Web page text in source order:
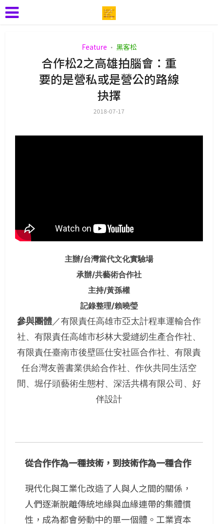
Feature • 黑客松
合作松2之高雄拍腦會：重
要的是營私或是營公的路線
抉擇
2018-07-17
主辦/台灣當代文化實驗場
承辦/共藝術合作社
主持/黃孫權
記錄整理/賴曉瑩
參與團體／有限責任高雄市亞太計程車運輸合作
社、有限責任高雄市杉林大愛縫紉生產合作社、
有限責任臺南市後壁區仕安社區合作社、有限責
任台灣友善書業供給合作社、作伙共同生活空
間、堀仔頭藝術生態村、深活共構有限公司、好
伴設計
從合作作為一種技術，到技術作為一種合作
現代化與工業化改造了人與人之間的關係，
人們逐漸脫離傳統地緣與血緣連帶的集體慣
性，成為都會勞動中的單一個體。工業資本